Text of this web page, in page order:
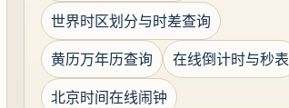
世界时区划分与时差查询
黄历万年历查询
在线倒计时与秒表
北京时间在线闹钟